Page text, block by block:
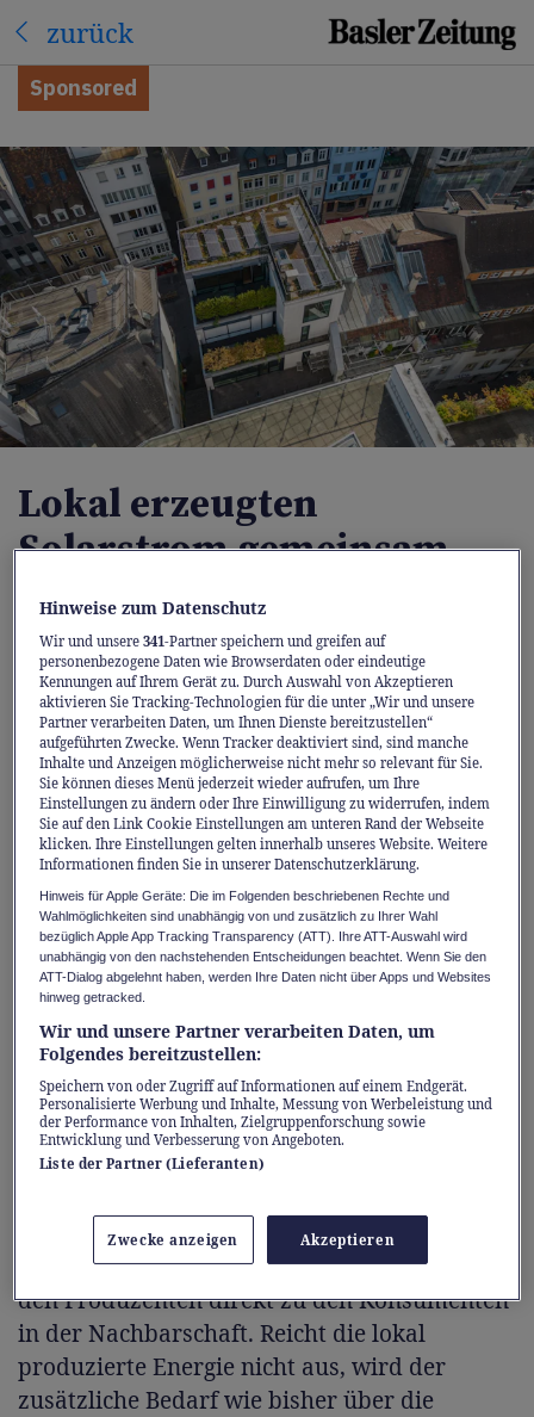
zurück
Sponsored
Lokal erzeugten
Solarstrom gemeinsam
nutzen
Seit Anfang des Jahres lässt sich lokal
produzierter Solarstrom ganz einfach im
Quartier teilen. Mit dem Solarpool bringt
IWB Produzenten und Konsumenten
zusammen.
Das revidierte
Stromversorgungsgesetz machts möglich: Seit
dem 1. Januar kann Solarstrom über lokale
Elektrizitätsgemeinschaften (LEG) innerhalb
eines Quartiers oder einer Nachbarschaft
geteilt werden, unabhängig von einzelnen
Gebäuden oder Eigentumsverhältnissen.
Dadurch wird Solarstrom für alle noch
attraktiver und gleichzeitig das Stromnetz
entlastet.
Solarstrom bleibt im Quartier
In einer LEG fliesst überschüssiger Strom von
den Produzenten direkt zu den Konsumenten
in der Nachbarschaft. Reicht die lokal
produzierte Energie nicht aus, wird der
zusätzliche Bedarf wie bisher über die
Hinweise zum Datenschutz
Wir und unsere341-Partner speichern und greifen auf
personenbezogene Daten wie Browserdaten oder eindeutige
Kennungen auf Ihrem Gerät zu. Durch Auswahl von Akzeptieren
aktivieren Sie Tracking-Technologien für die unter „Wir und unsere
Partner verarbeiten Daten, um Ihnen Dienste bereitzustellen“
aufgeführten Zwecke. Wenn Tracker deaktiviert sind, sind manche
Inhalte und Anzeigen möglicherweise nicht mehr so relevant für Sie.
Sie können dieses Menü jederzeit wieder aufrufen, um Ihre
Einstellungen zu ändern oder Ihre Einwilligung zu widerrufen, indem
Sie auf den Link Cookie Einstellungen am unteren Rand der Webseite
klicken. Ihre Einstellungen gelten innerhalb unseres Website. Weitere
Informationen finden Sie in unserer Datenschutzerklärung.
Hinweis für Apple Geräte: Die im Folgenden beschriebenen Rechte und
Wahlmöglichkeiten sind unabhängig von und zusätzlich zu Ihrer Wahl
bezüglich Apple App Tracking Transparency (ATT). Ihre ATT-Auswahl wird
unabhängig von den nachstehenden Entscheidungen beachtet. Wenn Sie den
ATT-Dialog abgelehnt haben, werden Ihre Daten nicht über Apps und Websites
hinweg getracked.
Wir und unsere Partner verarbeiten Daten, um
Folgendes bereitzustellen:
Speichern von oder Zugriff auf Informationen auf einem Endgerät.
Personalisierte Werbung und Inhalte, Messung von Werbeleistung und
der Performance von Inhalten, Zielgruppenforschung sowie
Entwicklung und Verbesserung von Angeboten.
Liste der Partner (Lieferanten)
Zwecke anzeigen Akzeptieren